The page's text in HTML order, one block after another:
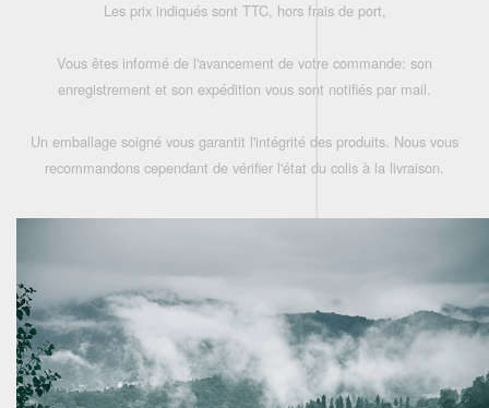
Les prix indiqués sont TTC, hors frais de port,
Vous êtes informé de l'avancement de votre commande: son
enregistrement et son expédition vous sont notifiés par mail.
Un emballage soigné vous garantit l'intégrité des produits. Nous vous
recommandons cependant de vérifier l'état du colis à la livraison.